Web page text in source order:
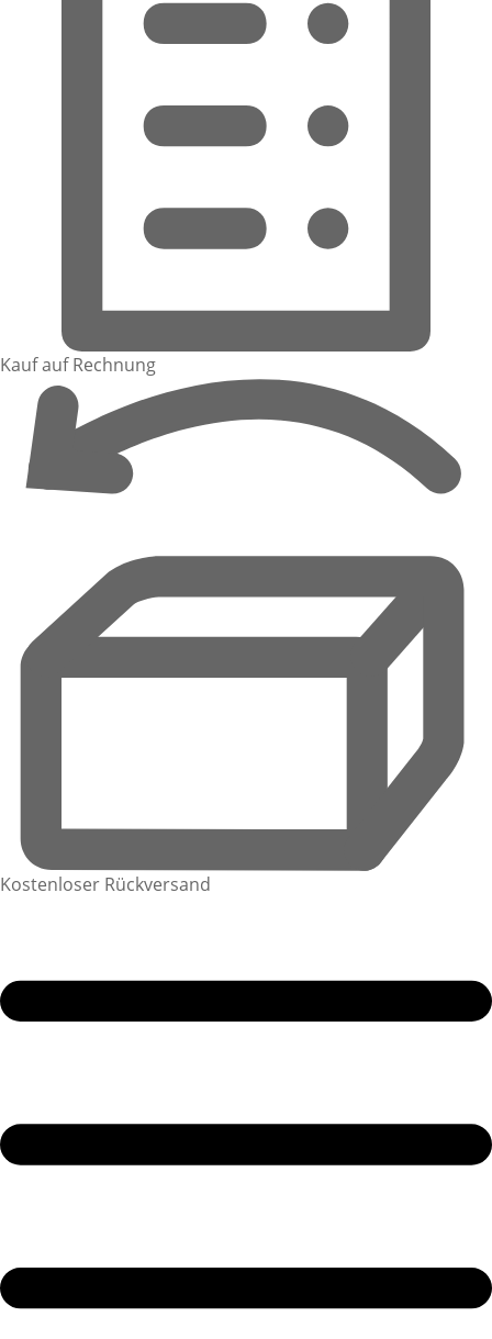
Kauf auf Rechnung
Kostenloser Rückversand